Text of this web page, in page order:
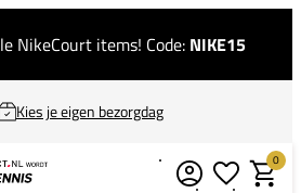
NikeCourt items! Code: NIKE15
Kies je eigen bezorgdag
0